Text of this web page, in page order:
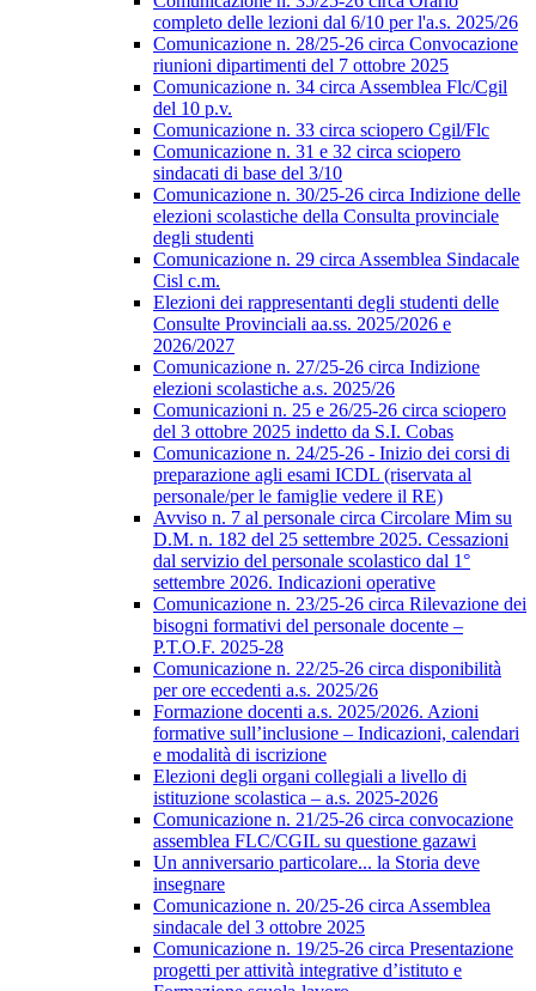
completo delle lezioni dal 6/10 per l'a.s. 2025/26
Comunicazione n. 28/25-26 circa Convocazione
riunioni dipartimenti del 7 ottobre 2025
Comunicazione n. 34 circa Assemblea Flc/Cgil
del 10 p.v.
Comunicazione n. 33 circa sciopero Cgil/Flc
Comunicazione n. 31 e 32 circa sciopero
sindacati di base del 3/10
Comunicazione n. 30/25-26 circa Indizione delle
elezioni scolastiche della Consulta provinciale
degli studenti
Comunicazione n. 29 circa Assemblea Sindacale
Cisl c.m.
Elezioni dei rappresentanti degli studenti delle
Consulte Provinciali aa.ss. 2025/2026 e
2026/2027
Comunicazione n. 27/25-26 circa Indizione
elezioni scolastiche a.s. 2025/26
Comunicazioni n. 25 e 26/25-26 circa sciopero
del 3 ottobre 2025 indetto da S.I. Cobas
Comunicazione n. 24/25-26 - Inizio dei corsi di
preparazione agli esami ICDL (riservata al
personale/per le famiglie vedere il RE)
Avviso n. 7 al personale circa Circolare Mim su
D.M. n. 182 del 25 settembre 2025. Cessazioni
dal servizio del personale scolastico dal 1°
settembre 2026. Indicazioni operative
Comunicazione n. 23/25-26 circa Rilevazione dei
bisogni formativi del personale docente –
P.T.O.F. 2025-28
Comunicazione n. 22/25-26 circa disponibilità
per ore eccedenti a.s. 2025/26
Formazione docenti a.s. 2025/2026. Azioni
formative sull’inclusione – Indicazioni, calendari
e modalità di iscrizione
Elezioni degli organi collegiali a livello di
istituzione scolastica – a.s. 2025-2026
Comunicazione n. 21/25-26 circa convocazione
assemblea FLC/CGIL su questione gazawi
Un anniversario particolare... la Storia deve
insegnare
Comunicazione n. 20/25-26 circa Assemblea
sindacale del 3 ottobre 2025
Comunicazione n. 19/25-26 circa Presentazione
progetti per attività integrative d’istituto e